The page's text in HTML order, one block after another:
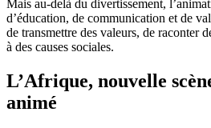
Mais au-delà du divertissement,
d’éducation, de communication et de
de transmettre des valeurs, de raconter
à des causes sociales.
L’Afrique, nouvelle
animé